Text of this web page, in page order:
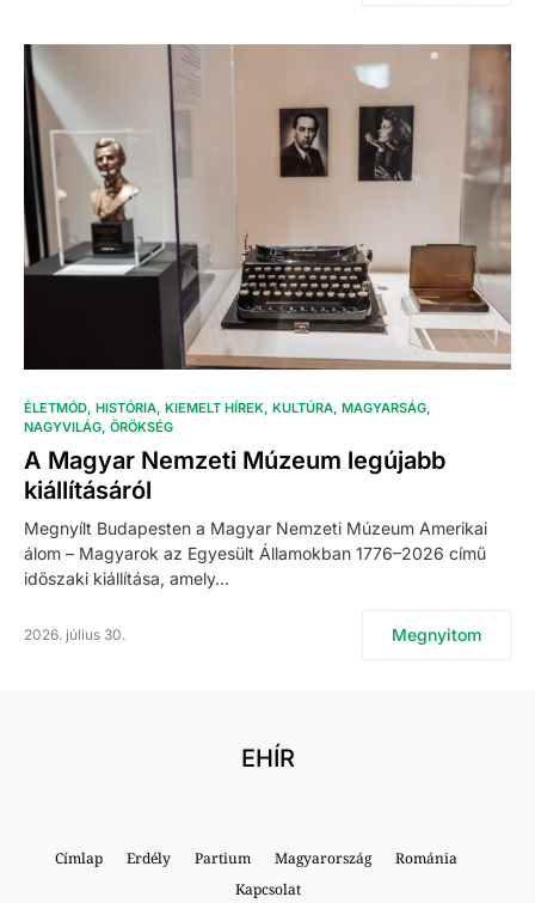
ÉLETMÓD HISTÓRIA KIEMELT HÍREK KULTÚRA MAGYARSÁG
NAGYVILÁG ÖRÖKSÉG
A Magyar Nemzeti Múzeum legújabb
kiállításáról
Megnyílt Budapesten a Magyar Nemzeti Múzeum Amerikai
álom – Magyarok az Egyesült Államokban 1776–2026 című
időszaki kiállítása, amely…
2026. július 30. Megnyitom
EHÍR
Címlap Erdély Partium Magyarország
Románia
Kapcsolat